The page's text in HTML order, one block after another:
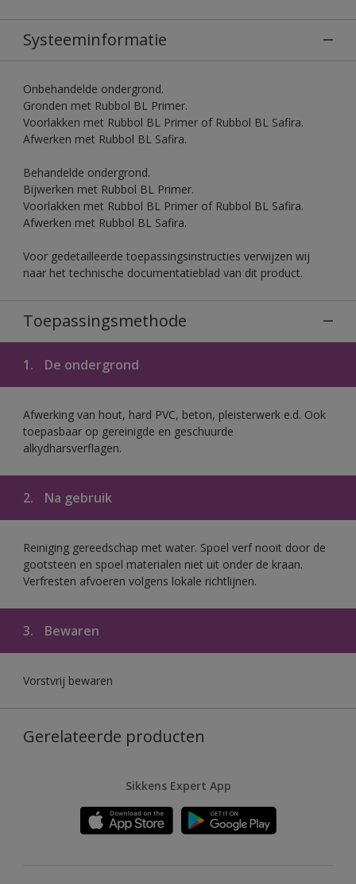
Systeeminformatie
Onbehandelde ondergrond.
Gronden met Rubbol BL Primer.
Voorlakken met Rubbol BL Primer of Rubbol BL Safira.
Afwerken met Rubbol BL Safira.
Behandelde ondergrond.
Bijwerken met Rubbol BL Primer.
Voorlakken met Rubbol BL Primer of Rubbol BL Safira.
Afwerken met Rubbol BL Safira.
Voor gedetailleerde toepassingsinstructies verwijzen wij
naar het technische documentatieblad van dit product.
Toepassingsmethode
1. De ondergrond
Afwerking van hout, hard PVC, beton, pleisterwerk e.d. Ook
toepasbaar op gereinigde en geschuurde
alkydharsverflagen.
2. Na gebruik
Reiniging gereedschap met water. Spoel verf nooit door de
gootsteen en spoel materialen niet uit onder de kraan.
Verfresten afvoeren volgens lokale richtlijnen.
3. Bewaren
Vorstvrij bewaren
Gerelateerde producten
Sikkens Expert App